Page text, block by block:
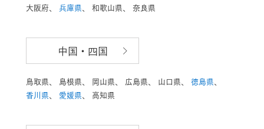
大阪府、
兵庫県 和歌山県、 奈良県
中国・四国
鳥取県、 島根県、 岡山県、 広島県、 山口県、 徳島県
香川県
愛媛県 高知県